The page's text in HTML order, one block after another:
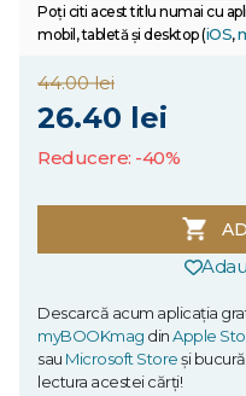
Poți citi acest titlu numai cu
mobil, tabletă și desktop (iOS,
44.00 lei
26.40 lei
Reducere: -40%
Descarcă acum aplicația
myBOOKmag dinApple
sau Microsoft Storeși
lectura acestei cărți!